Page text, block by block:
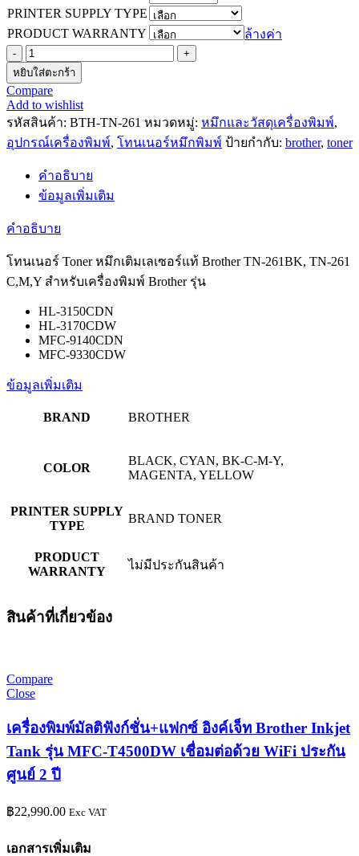
PRINTER SUPPLY TYPE
PRODUCT WARRANTY
ล้างค่า
จำนวน
โทนเนอร์
Toner
หมึก
เติม
เลเซอร์
Brother
TN-
TN-
C,M,Y
สำหรับ
Brother
รุ่น
HL-
3150CDN,
3170CDW,
9140CDN,
หยิบใส่ตะกร้า
Compare
Add to wishlist
รหัสสินค้า: BTH-TN-261 หมวดหมู่: หมึกและวัสดุเครื่องพิมพ์,
อุปกรณ์เครื่องพิมพ์, โทนเนอร์หมึกพิมพ์ ป้ายกำกับ: brother, toner
คำอธิบาย
ข้อมูลเพิ่มเติม
คำอธิบาย
โทนเนอร์ Toner หมึกเติมเลเซอร์แท้ Brother TN-261BK, TN-261
C,M,Y สำหรับเครื่องพิมพ์ Brother รุ่น
HL-3150CDN
HL-3170CDW
MFC-9140CDN
MFC-9330CDW
ข้อมูลเพิ่มเติม
BRAND BROTHER
COLOR
BLACK, CYAN, BK-C-M-Y,
MAGENTA, YELLOW
PRINTER SUPPLY
TYPE
BRAND TONER
PRODUCT
WARRANTY
ไม่มีประกันสินค้า
สินค้าที่เกี่ยวข้อง
Compare
Close
เครื่องพิมพ์มัลติฟังก์ชั่น+แฟกซ์ อิงค์เจ็ท Brother Inkjet
Tank รุ่น MFC-T4500DW เชื่อมต่อด้วย WiFi ประกัน
ศูนย์ 2 ปี
฿22,990.00 Exc VAT
เอกสารเพิ่มเติม